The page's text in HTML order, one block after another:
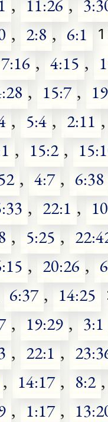
, 11:26 ,
, 2:8 , 6:1
7:16 , 4:15 ,
, 15:7 ,
, 5:4 , 2:11 ,
, 15:2 ,
, 4:7 , 6:38
, 22:1 ,
, 5:25 ,
, 20:26 ,
6:37 , 14:25
, 19:29 , 3:1
, 22:1 ,
, 14:17 , 8:2 ,
, 1:17 ,